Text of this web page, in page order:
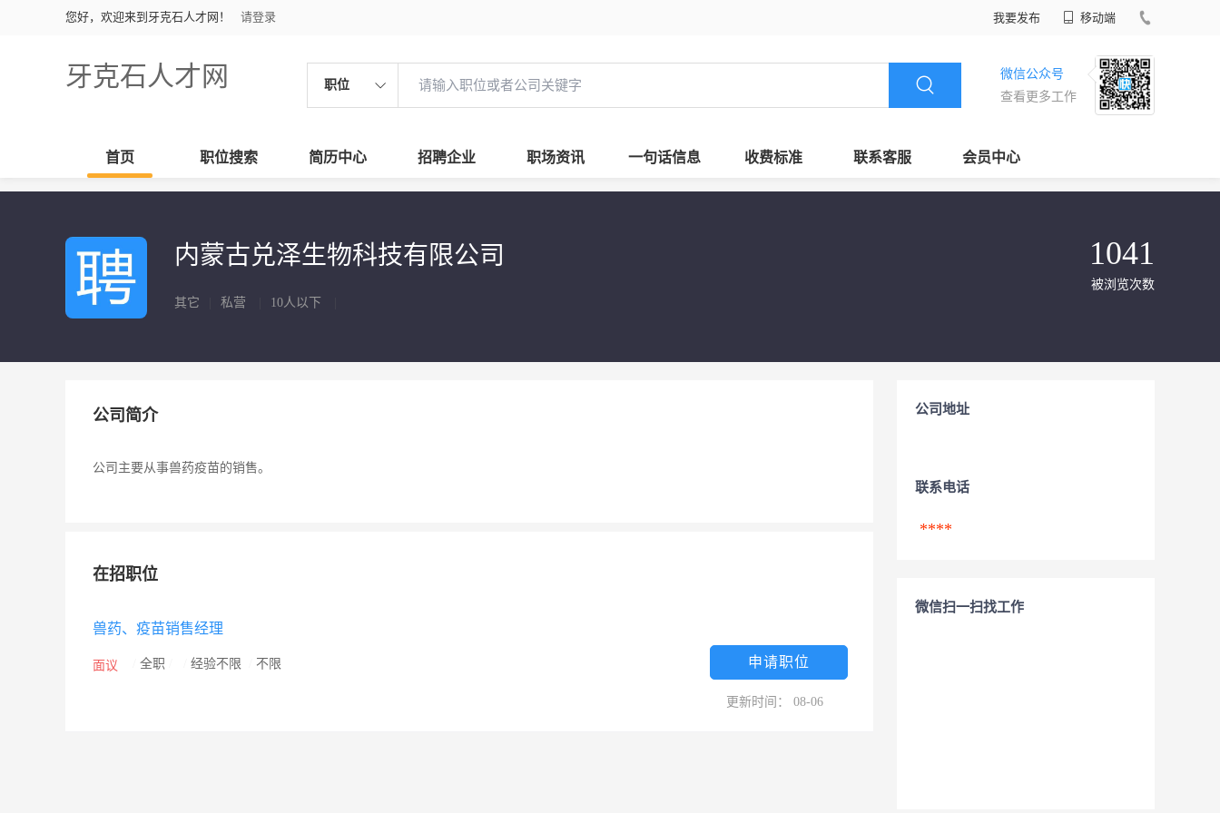
您好，欢迎来到牙克石人才网！ 请登录 我要发布 移动端
牙克石人才网 职位
微信公众号
查看更多工作
首页 职位搜索 简历中心 招聘企业 职场资讯 一句话信息 收费标准 联系客服 会员中心
内蒙古兑泽生物科技有限公司
其它 私营 10人以下
1041
被浏览次数
公司简介
公司主要从事兽药疫苗的销售。
在招职位
兽药、疫苗销售经理
面议 全职 经验不限 不限 申请职位
更新时间： 08-06
公司地址
联系电话
****
微信扫一扫找工作